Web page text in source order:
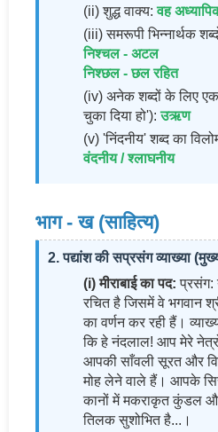
(ii) शुद्ध वाक्य:वह
(iii) समरूपी भिन्नार्थक
निश्चल - अटल
निश्छल - छल रहित
(iv) अनेक शब्दों के लिए
चुका दिया हो'):उऋण
(v) 'निंदनीय' शब्द का
वंदनीय / श्लाघनीय
भाग - ख (साहित्य)
2. पद्यांश की सप्रसंग व्याख्या
(i) मीराबाई का पद: प्रसंग:
रचित है जिसमें वे भगवान
का वर्णन कर रही हैं।
कि हे नंदलाल! आप मेरे
आपकी साँवली सूरत और
मोह लेने वाले हैं। आपके
कानों में मकराकृत कुंडल
तिलक सुशोभित है...।